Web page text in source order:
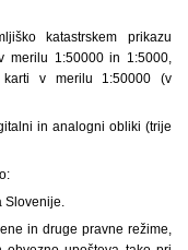
katastrskem prikazu
merilu 1:50000 in 1:5000,
karti v merilu 1:50000 (v
in analogni obliki (trije
Slovenije.
in druge pravne režime,